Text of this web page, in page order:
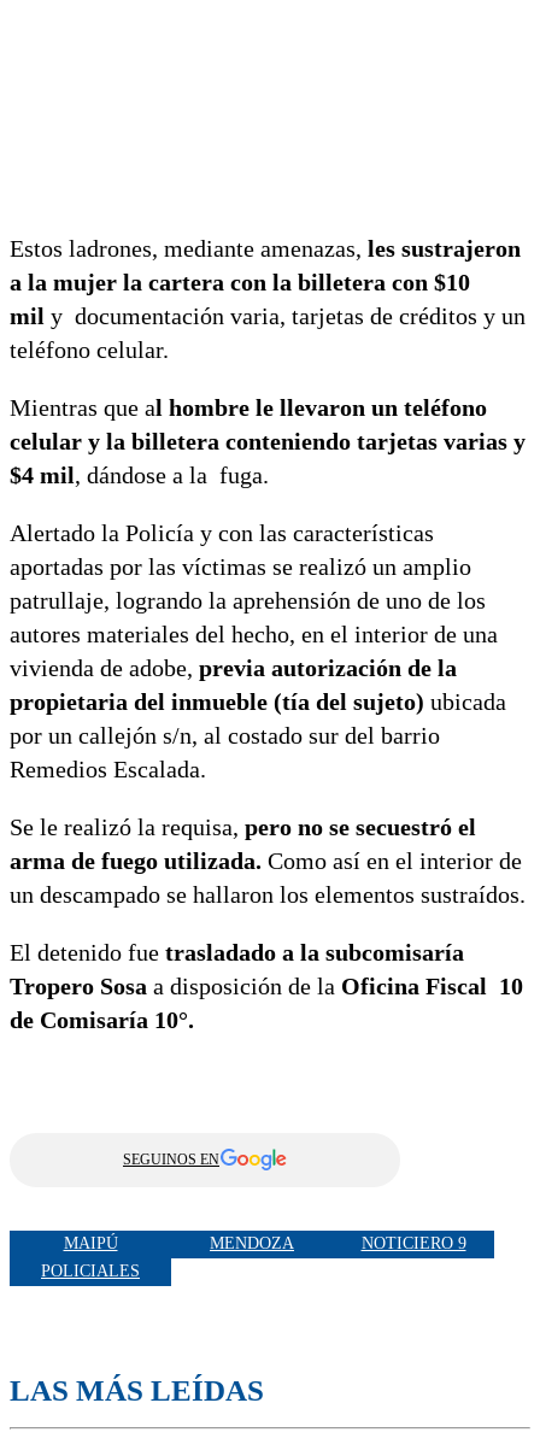
Estos ladrones, mediante amenazas, les sustrajeron
a la mujer la cartera con la billetera con $10
mil y documentación varia, tarjetas de créditos y un
teléfono celular.
Mientras que al hombre le llevaron un teléfono
celular y la billetera conteniendo tarjetas varias y
$4 mil, dándose a la fuga.
Alertado la Policía y con las características
aportadas por las víctimas se realizó un amplio
patrullaje, logrando la aprehensión de uno de los
autores materiales del hecho, en el interior de una
vivienda de adobe, previa autorización de la
propietaria del inmueble (tía del sujeto) ubicada
por un callejón s/n, al costado sur del barrio
Remedios Escalada.
Se le realizó la requisa, pero no se secuestró el
arma de fuego utilizada. Como así en el interior de
un descampado se hallaron los elementos sustraídos.
El detenido fue trasladado a la subcomisaría
Tropero Sosa a disposición de la Oficina Fiscal 10
de Comisaría 10°.
SEGUINOS EN
MAIPÚ MENDOZA
NOTICIERO 9
POLICIALES
LAS MÁS LEÍDAS